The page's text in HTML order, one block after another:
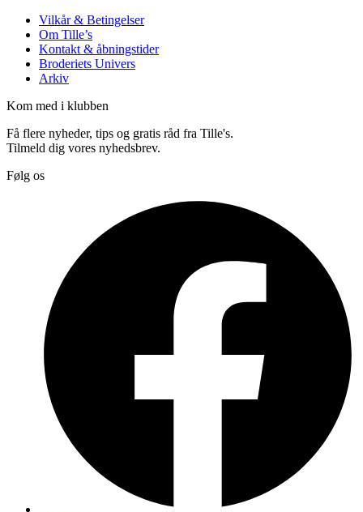
Vilkår & Betingelser
Om Tille’s
Kontakt & åbningstider
Broderiets Univers
Arkiv
Kom med i klubben
Få flere nyheder, tips og gratis råd fra Tille's.
Tilmeld dig vores nyhedsbrev.
Følg os